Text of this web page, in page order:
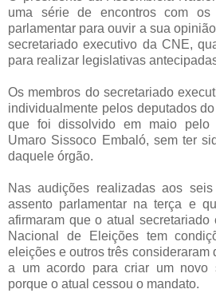
uma série de encontros com os
parlamentar para ouvir a sua
secretariado executivo da CNE,
para realizar legislativas
Os membros do secretariado
individualmente pelos deputados
que foi dissolvido em maio pelo
Umaro Sissoco Embaló, sem ter
daquele órgão.
Nas audições realizadas aos
assento parlamentar na terça e
afirmaram que o atual secretariado
Nacional de Eleições tem
eleições e outros três consideraram
a um acordo para criar um novo
porque o atual cessou o mandato.